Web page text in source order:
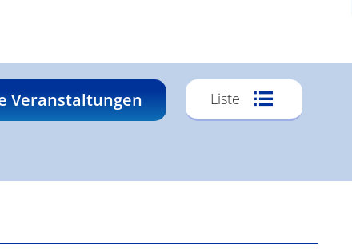
Veranstaltungen Liste